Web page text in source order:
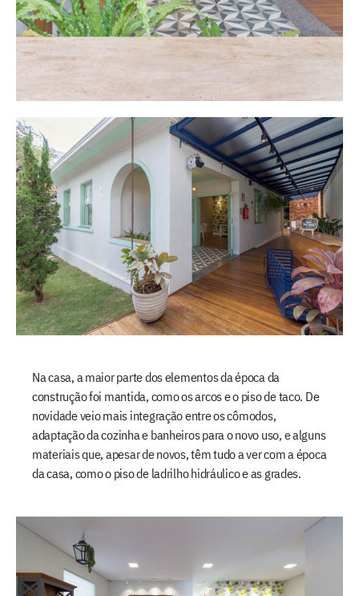
Na casa, a maior parte dos elementos da época da
construção foi mantida, como os arcos e o piso de taco. De
novidade veio mais integração entre os cômodos,
adaptação da cozinha e banheiros para o novo uso, e alguns
materiais que, apesar de novos, têm tudo a ver com a época
da casa, como o piso de ladrilho hidráulico e as grades.